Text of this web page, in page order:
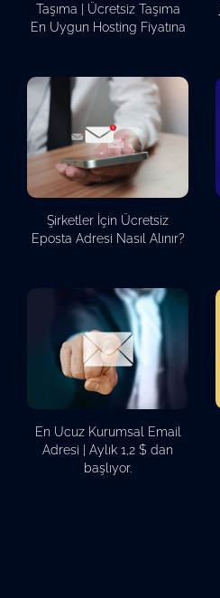
Taşıma | Ücretsiz Taşıma
En Uygun Hosting Fiyatına
Şirketler İçin Ücretsiz
Eposta Adresi Nasıl Alınır?
En Ucuz Kurumsal Email
Adresi | Aylık 1,2 $ dan
başlıyor.